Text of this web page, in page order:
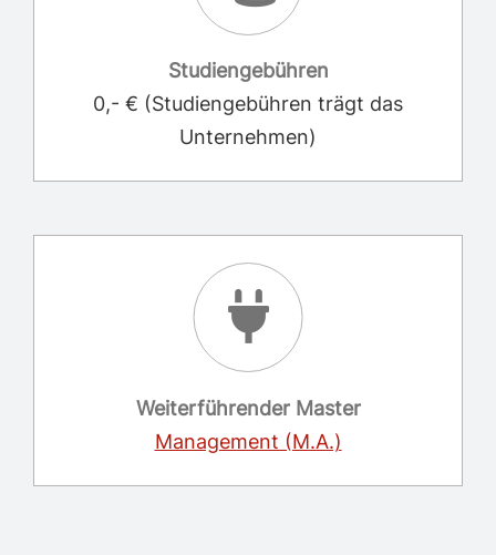
Studiengebühren
0,- € (Studiengebühren trägt das
Unternehmen)
Weiterführender Master
Management (M.A.)